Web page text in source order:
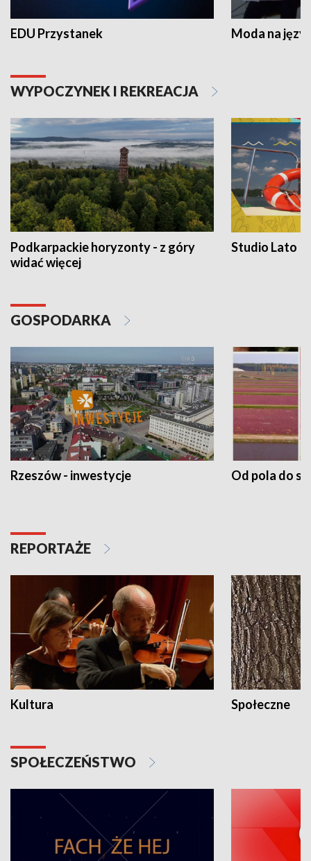
EDU Przystanek Moda na
WYPOCZYNEK I REKREACJA
Podkarpackie horyzonty - z góry
widać więcej
Studio Lato
GOSPODARKA
Rzeszów - inwestycje Od pola do
REPORTAŻE
Kultura Społeczne
SPOŁECZEŃSTWO